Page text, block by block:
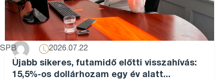
SPB 2026.07.22
Újabb sikeres, futamidő előtti visszahívás:
15,5%-os dollárhozam egy év alatt...